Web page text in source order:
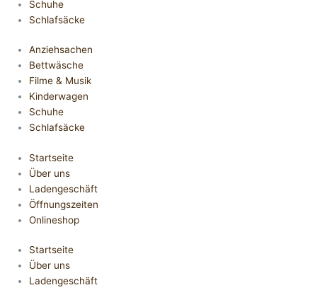
Schuhe
Schlafsäcke
Anziehsachen
Bettwäsche
Filme & Musik
Kinderwagen
Schuhe
Schlafsäcke
Startseite
Über uns
Ladengeschäft
Öffnungszeiten
Onlineshop
Startseite
Über uns
Ladengeschäft